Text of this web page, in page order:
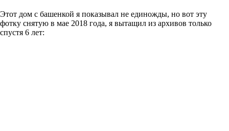
Этот дом с башенкой я показывал не единожды, но вот эту
фотку снятую в мае 2018 года, я вытащил из архивов только
спустя 6 лет: